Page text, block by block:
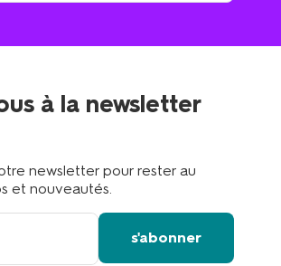
à la newsletter
newsletter pour rester au
et nouveautés.
s'abonner